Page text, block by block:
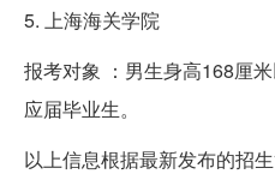
5. 上海海关学院
报考对象 ：男生身高168厘
应届毕业生。
以上信息根据最新发布的招